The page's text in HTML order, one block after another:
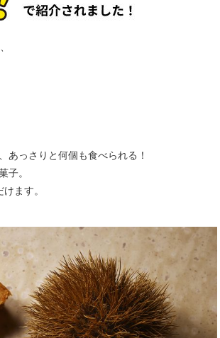
あっさりと何個も食べられる！
。
ます。